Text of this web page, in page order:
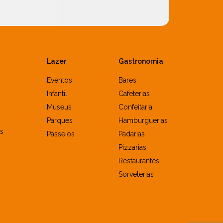
Lazer
Eventos
Infantil
Museus
Parques
Passeios
Gastronomia
Bares
Cafeterias
Confeitaria
Hamburguerias
Padarias
Pizzarias
Restaurantes
Sorveterias